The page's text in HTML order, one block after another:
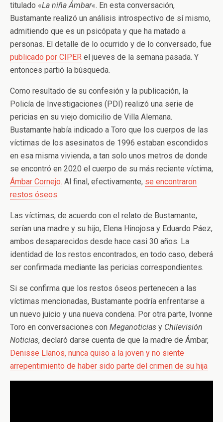
titulado «La niña Ámbar«. En esta conversación,
Bustamante realizó un análisis introspectivo de sí mismo,
admitiendo que es un psicópata y que ha matado a
personas. El detalle de lo ocurrido y de lo conversado, fue
publicado por CIPER el jueves de la semana pasada. Y
entonces partió la búsqueda.
Como resultado de su confesión y la publicación, la
Policía de Investigaciones (PDI) realizó una serie de
pericias en su viejo domicilio de Villa Alemana.
Bustamante había indicado a Toro que los cuerpos de las
víctimas de los asesinatos de 1996 estaban escondidos
en esa misma vivienda, a tan solo unos metros de donde
se encontró en 2020 el cuerpo de su más reciente víctima,
Ámbar Cornejo. Al final, efectivamente, se encontraron
restos óseos.
Las víctimas, de acuerdo con el relato de Bustamante,
serían una madre y su hijo, Elena Hinojosa y Eduardo Páez,
ambos desaparecidos desde hace casi 30 años. La
identidad de los restos encontrados, en todo caso, deberá
ser confirmada mediante las pericias correspondientes.
Si se confirma que los restos óseos pertenecen a las
víctimas mencionadas, Bustamante podría enfrentarse a
un nuevo juicio y una nueva condena. Por otra parte, Ivonne
Toro en conversaciones con Meganoticias y Chilevisión
Noticias, declaró darse cuenta de que la madre de Ámbar,
Denisse Llanos, nunca quiso a la joven y no siente
arrepentimiento de haber sido parte del crimen de su hija